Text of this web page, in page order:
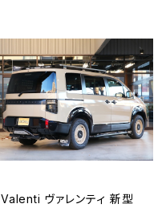
Valenti ヴァレンティ 新型